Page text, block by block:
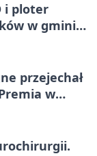
i ploter
w gminie
przejechał
w